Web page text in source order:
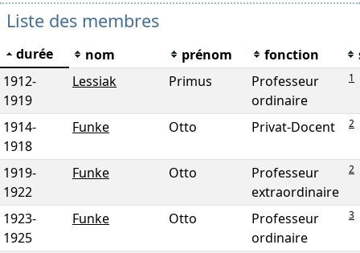
Liste des membres
durée nom prénom fonction
1912-
1919
Lessiak Primus
Professeur
ordinaire
1
1914-
1918
Funke Otto Privat-Docent 2
1919-
1922
Funke Otto
Professeur
extraordinaire
2
1923-
1925
Funke Otto
Professeur
ordinaire
3